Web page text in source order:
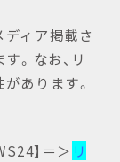
ィア掲載さ
。なお、リ
あります。
】＝＞ リ